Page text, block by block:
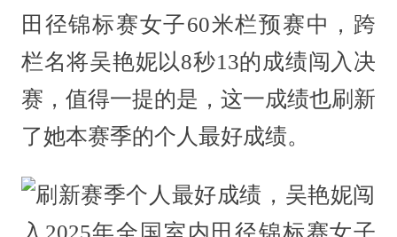
田径锦标赛女子60米栏预赛中，跨
栏名将吴艳妮以8秒13的成绩闯入决
赛，值得一提的是，这一成绩也刷新
了她本赛季的个人最好成绩。